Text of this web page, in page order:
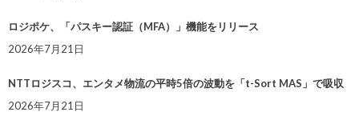
ロジポケ、「パスキー認証（MFA）」機能をリリース
2026年7月21日
NTTロジスコ、エンタメ物流の平時5倍の波動を「t-Sort MAS」で吸収
2026年7月21日